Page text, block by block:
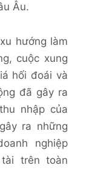
Âu.
hướng làm
cuộc xung
hối đoái và
đã gây ra
nhập của
ra những
nghiệp
trên toàn